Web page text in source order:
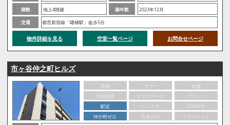
階数
地上4階建 築年数
2023年12月
交通
都営新宿線「曙橋駅」徒歩5分
物件詳細を見る 空室一覧ページ お問合せページ
市ヶ谷仲之町ヒルズ
新築 タワー
低層
分譲賃貸
デザイナーズ
ブランド
駅近
ペット可
SOHO可
仲介料ゼロ
礼金ゼロ
フリーレント